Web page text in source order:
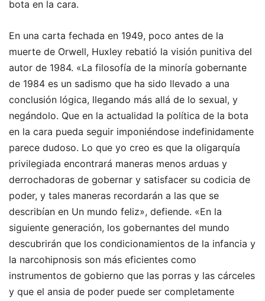
bota en la cara.
En una carta fechada en 1949, poco antes de la
muerte de Orwell, Huxley rebatió la visión punitiva del
autor de 1984. «La filosofía de la minoría gobernante
de 1984 es un sadismo que ha sido llevado a una
conclusión lógica, llegando más allá de lo sexual, y
negándolo. Que en la actualidad la política de la bota
en la cara pueda seguir imponiéndose indefinidamente
parece dudoso. Lo que yo creo es que la oligarquía
privilegiada encontrará maneras menos arduas y
derrochadoras de gobernar y satisfacer su codicia de
poder, y tales maneras recordarán a las que se
describían en Un mundo feliz», defiende. «En la
siguiente generación, los gobernantes del mundo
descubrirán que los condicionamientos de la infancia y
la narcohipnosis son más eficientes como
instrumentos de gobierno que las porras y las cárceles
y que el ansia de poder puede ser completamente